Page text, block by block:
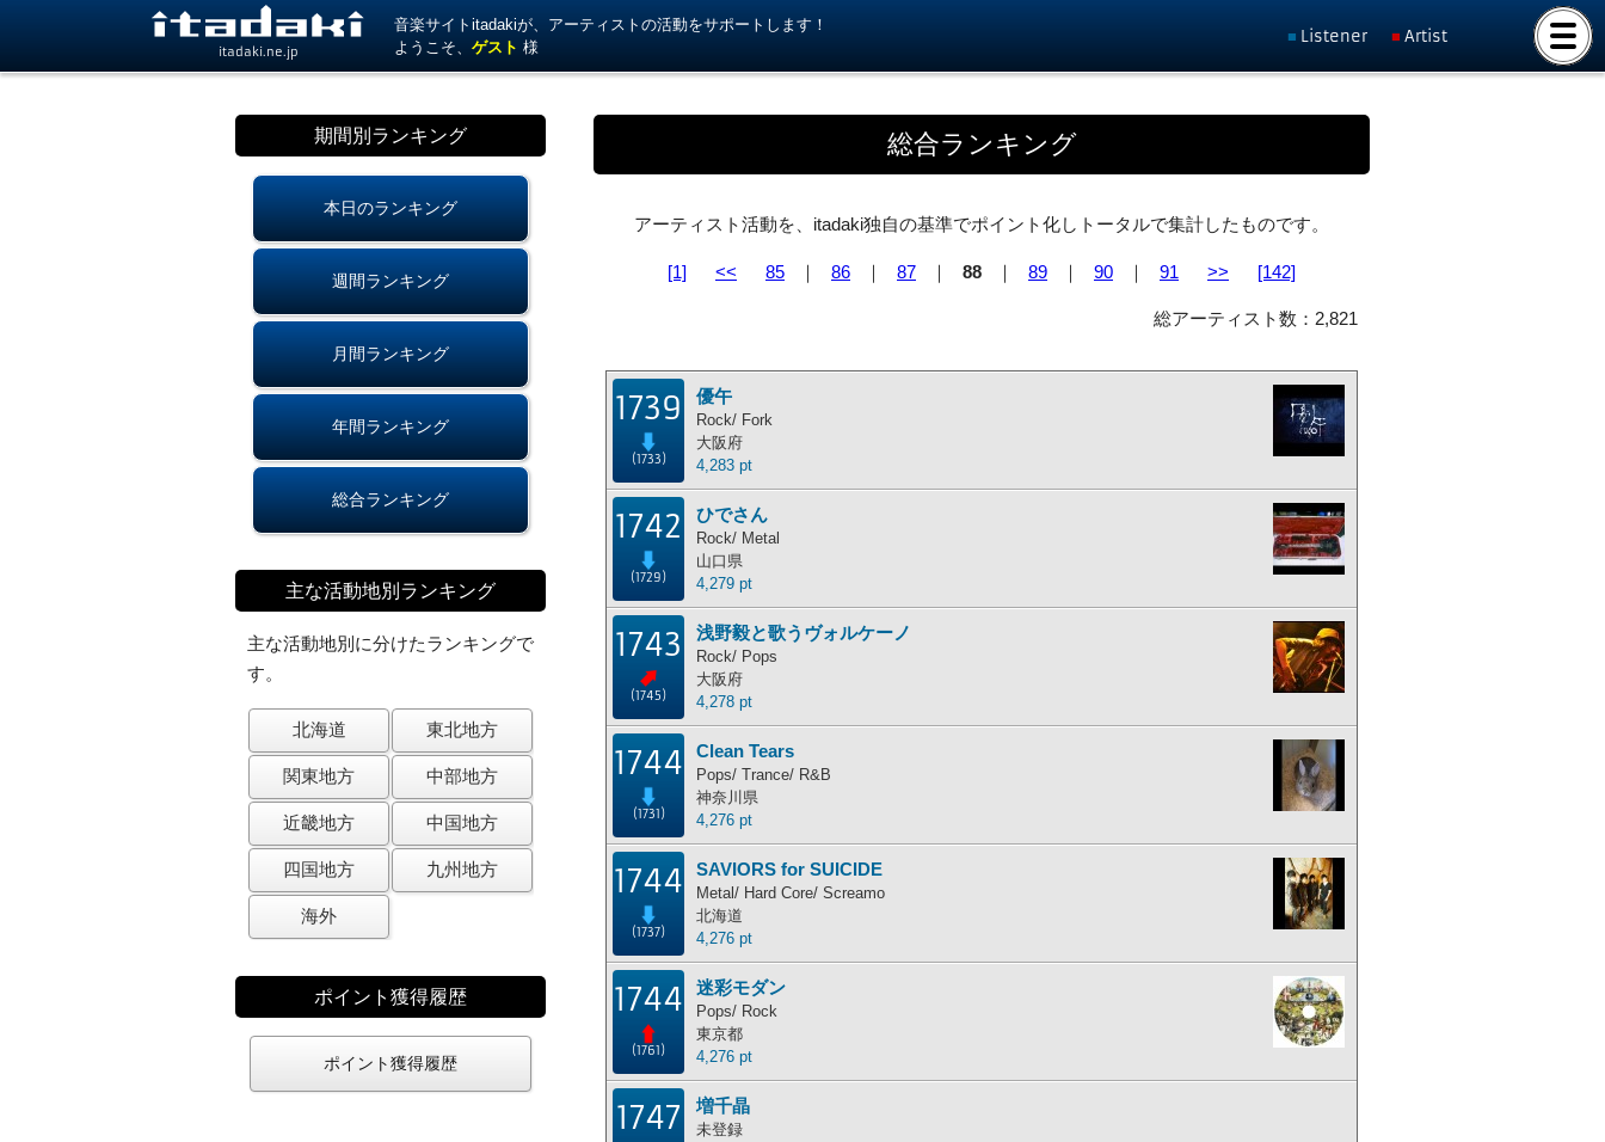
itadaki.ne.jp
音楽サイトitadakiが、アーティストの活動をサポートします！
ようこそ、ゲスト 様
Listener Artist
期間別ランキング
本日のランキング
週間ランキング
月間ランキング
年間ランキング
総合ランキング
主な活動地別ランキング
主な活動地別に分けたランキングで
す。
北海道 東北地方
関東地方 中部地方
近畿地方 中国地方
四国地方 九州地方
海外
ポイント獲得履歴
ポイント獲得履歴
総合ランキング
アーティスト活動を、itadaki独自の基準でポイント化しトータルで集計したものです。
[1] << 85 ｜ 86 ｜ 87 ｜ 88 ｜ 89 ｜ 90 ｜ 91 >> [142]
総アーティスト数：2,821
1739
(1733)
優午
Rock/ Fork
大阪府
4,283 pt
1742
(1729)
ひでさん
Rock/ Metal
山口県
4,279 pt
1743
(1745)
浅野毅と歌うヴォルケーノ
Rock/ Pops
大阪府
4,278 pt
1744
(1731)
Clean Tears
Pops/ Trance/ R&B
神奈川県
4,276 pt
1744
(1737)
SAVIORS for SUICIDE
Metal/ Hard Core/ Screamo
北海道
4,276 pt
1744
(1761)
迷彩モダン
Pops/ Rock
東京都
4,276 pt
1747 増千晶
未登録